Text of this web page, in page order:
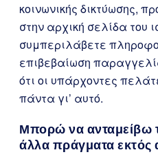
κοινωνικής δικτύωσης,
στην αρχική σελίδα του
συμπεριλάβετε
επιβεβαίωση
ότι οι υπάρχοντες
πάντα γι’ αυτό.
Μπορώ να ανταμείβω
άλλα πράγματα εκτός